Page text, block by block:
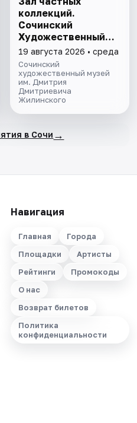
коллекций.
Сочинский
Художественный
музей им. Д.Д.
Жилинского
19 августа 2026 • среда
Сочинский
художественный музей
им. Дмитрия
Дмитриевича
Жилинского
в Сочи →
Навигация
Главная
Города
Площадки
Артисты
Рейтинги
Промокоды
О нас
Возврат билетов
Политика
конфиденциальности